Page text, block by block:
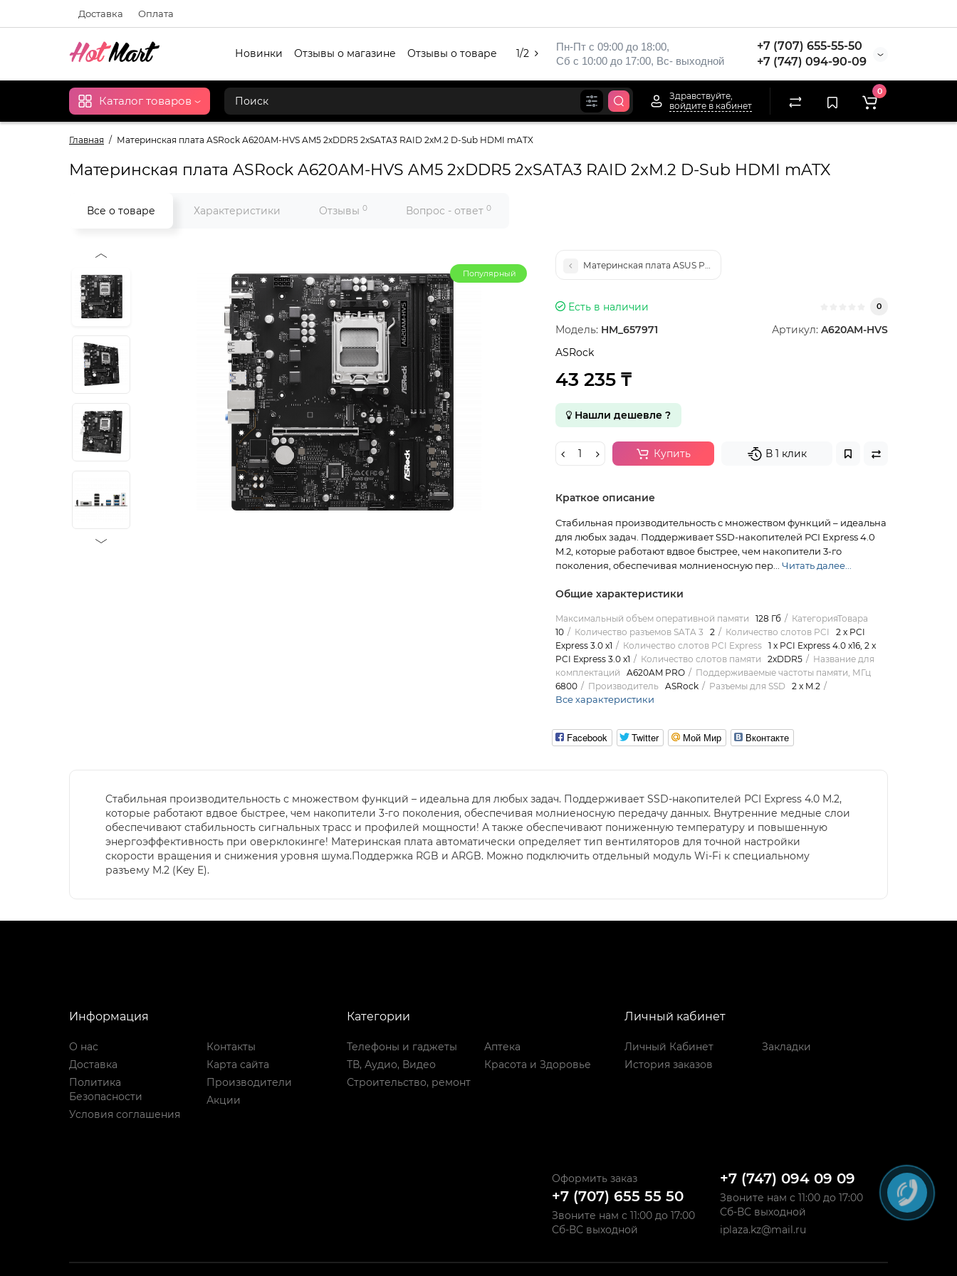
Доставка Оплата
Пн-Пт с 09:00 до 18:00,
Сб с 10:00 до 17:00, Вс- выходной
+7 (707) 655-55-50
+7 (747) 094-90-09
1/2
Новинки Отзывы о магазине Отзывы о товаре
Каталог товаров
Здравствуйте,
войдите в кабинет
0
Главная Материнская плата ASRock A620AM-HVS AM5 2xDDR5 2xSATA3 RAID 2xM.2 D-Sub HDMI mATX
Материнская плата ASRock A620AM-HVS AM5 2xDDR5 2xSATA3 RAID 2xM.2 D-Sub HDMI mATX
Все о товаре Характеристики Отзывы 0 Вопрос - ответ 0
Популярный
Есть в наличии 0
Модель: HM_657971 Артикул: A620AM-HVS
ASRock
43 235 ₸
Нашли дешевле ?
Купить В 1 клик
Краткое описание
Стабильная производительность с множеством функций – идеальна
для любых задач. Поддерживает SSD-накопителей PCI Express 4.0
M.2, которые работают вдвое быстрее, чем накопители 3-го
поколения, обеспечивая молниеносную пер... Читать далее...
Общие характеристики
Maксимальный объем оперативной памяти 128 Гб
КатегорияТовара
10
Количество разъемов SATA 3 2 Количество слотов PCI
2 x PCI
Express 3.0 x1
Количество слотов PCI Express
1 x PCI Express 4.0 x16, 2 x
PCI Express 3.0 x1
Количество слотов памяти 2xDDR5
Название для
комплектаций
A620AM PRO
Поддерживаемые частоты памяти, МГц
6800
Производитель ASRock Разъемы для SSD 2 x M.2
Все характеристики
Facebook Twitter Мой Мир Вконтакте
Стабильная производительность с множеством функций – идеальна для любых задач. Поддерживает SSD-накопителей PCI Express 4.0 M.2,
которые работают вдвое быстрее, чем накопители 3-го поколения, обеспечивая молниеносную передачу данных. Внутренние медные слои
обеспечивают стабильность сигнальных трасс и профилей мощности! А также обеспечивают пониженную температуру и повышенную
энергоэффективность при оверклокинге! Материнская плата автоматически определяет тип вентиляторов для точной настройки
скорости вращения и снижения уровня шума.Поддержка RGB и ARGB. Можно подключить отдельный модуль Wi-Fi к специальному
разъему M.2 (Key E).
Информация
О нас
Доставка
Политика
Безопасности
Условия соглашения
Контакты
Карта сайта
Производители
Акции
Категории
Телефоны и гаджеты
ТВ, Аудио, Видео
Строительство, ремонт
Аптека
Красота и Здоровье
Личный кабинет
Личный Кабинет
История заказов
Закладки
Оформить заказ
+7 (707) 655 55 50
Звоните нам с 11:00 до 17:00
Сб-ВС выходной
+7 (747) 094 09 09
Звоните нам с 11:00 до 17:00
Сб-ВС выходной
iplaza.kz@mail.ru